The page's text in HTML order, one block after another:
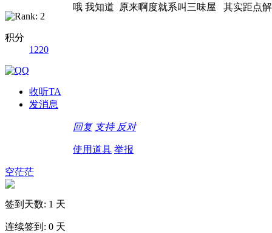
积分
1220
收听TA
发消息
哦 我知道 原来啊度就系叫三味屋 其实距点
回复 支持 反对
使用道具 举报
空茫茫
签到天数: 1 天
连续签到: 0 天